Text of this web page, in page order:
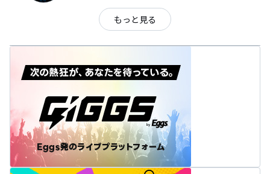
もっと見る